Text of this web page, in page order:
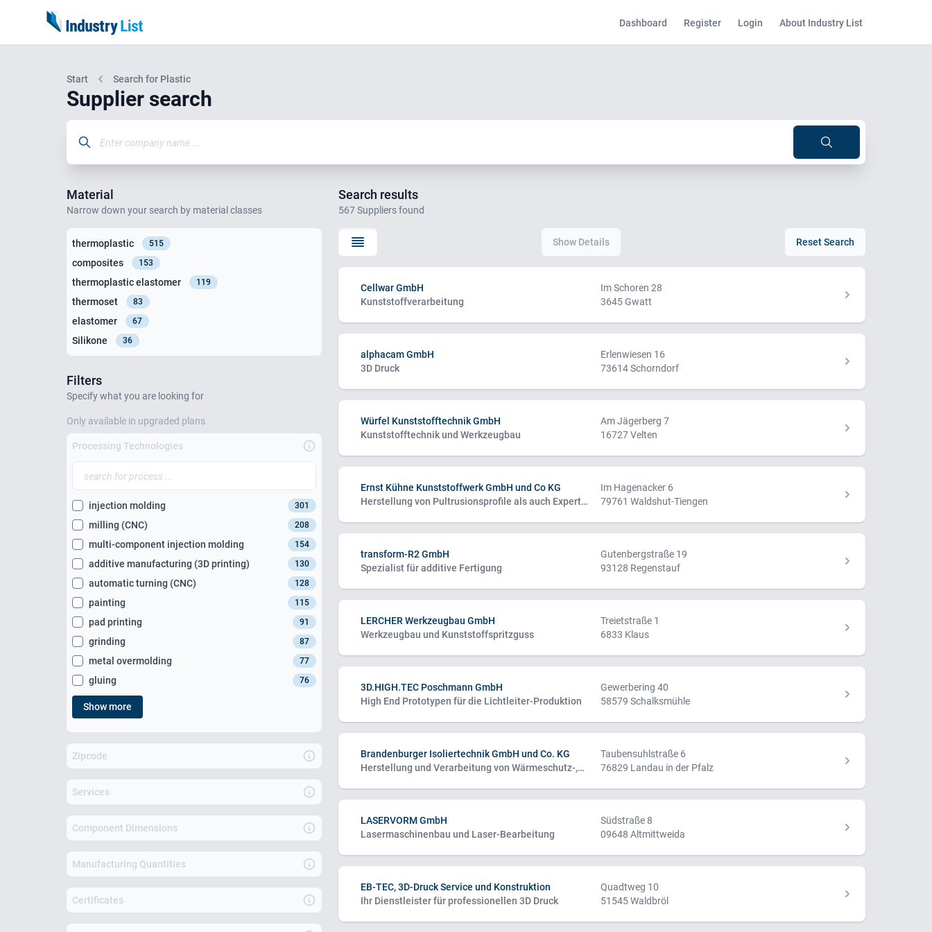
Dashboard Register Login About Industry List
Start Search for Plastic
Supplier search
Material
Narrow down your search by material classes
thermoplastic 515
composites 153
thermoplastic elastomer 119
thermoset 83
elastomer 67
Silikone 36
Filters
Specify what you are looking for
Only available in upgraded plans
Processing Technologies
injection molding 301
milling (CNC) 208
multi-component injection molding 154
additive manufacturing (3D printing) 130
automatic turning (CNC) 128
painting 115
pad printing 91
grinding 87
metal overmolding 77
gluing 76
Show more
Zipcode
Services
Component Dimensions
Manufacturing Quantities
Certificates
Search results
567 Suppliers found
Show Details Reset Search
Cellwar GmbH
Kunststoffverarbeitung
Im Schoren 28
3645 Gwatt
alphacam GmbH
3D Druck
Erlenwiesen 16
73614 Schorndorf
Würfel Kunststofftechnik GmbH
Kunststofftechnik und Werkzeugbau
Am Jägerberg 7
16727 Velten
Ernst Kühne Kunststoffwerk GmbH und Co KG
Herstellung von Pultrusionsprofile als auch Experten im Bereich der hochkomplexen Sonderformen
Im Hagenacker 6
79761 Waldshut-Tiengen
transform-R2 GmbH
Spezialist für additive Fertigung
Gutenbergstraße 19
93128 Regenstauf
LERCHER Werkzeugbau GmbH
Werkzeugbau und Kunststoffspritzguss
Treietstraße 1
6833 Klaus
3D.HIGH.TEC Poschmann GmbH
High End Prototypen für die Lichtleiter-Produktion
Gewerbering 40
58579 Schalksmühle
Brandenburger Isoliertechnik GmbH und Co. KG
Herstellung und Verarbeitung von Wärmeschutz-,Gleit-, und Ablationsmaterialien
Taubensuhlstraße 6
76829 Landau in der Pfalz
LASERVORM GmbH
Lasermaschinenbau und Laser-Bearbeitung
Südstraße 8
09648 Altmittweida
EB-TEC, 3D-Druck Service und Konstruktion
Ihr Dienstleister für professionellen 3D Druck
Quadtweg 10
51545 Waldbröl